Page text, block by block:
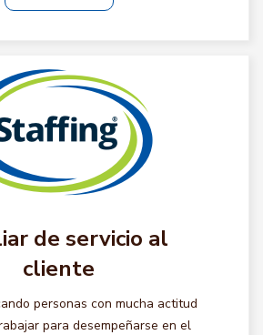
de servicio al
cliente
personas con mucha actitud
para desempeñarse en el